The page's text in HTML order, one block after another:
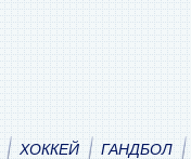
ХОККЕЙ ГАНДБОЛ